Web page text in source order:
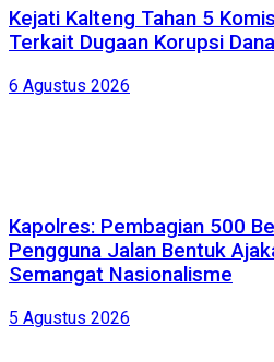
Kejati Kalteng Tahan 5
Terkait Dugaan Korupsi
6 Agustus 2026
Kapolres: Pembagian 500
Pengguna Jalan Bentuk
Semangat Nasionalisme
5 Agustus 2026